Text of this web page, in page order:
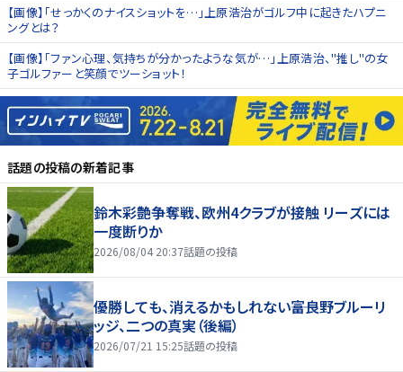
【画像】「せっかくのナイスショットを…」上原浩治がゴルフ中に起きたハプニ
ングとは？
【画像】「ファン心理、気持ちが分かったような気が…」上原浩治、"推し"の女
子ゴルファーと笑顔でツーショット！
話題の投稿の新着記事
鈴木彩艶争奪戦、欧州4クラブが接触 リーズには
一度断りか
2026/08/04 20:37話題の投稿
優勝しても、消えるかもしれない――富良野ブルーリ
ッジ、二つの真実（後編）
2026/07/21 15:25話題の投稿